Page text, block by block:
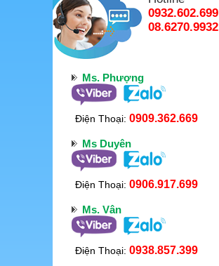
0932.602.699
08.6270.9932
Ms. Phượng
Điện Thoại: 0909.362.669
Ms Duyên
Điện Thoại: 0906.917.699
Ms. Vân
Điện Thoại: 0938.857.399